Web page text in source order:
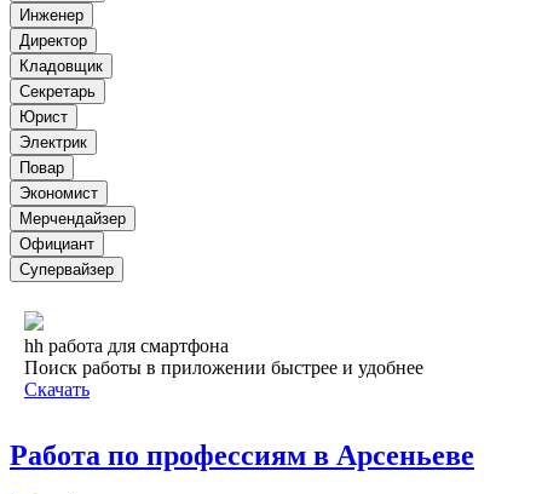
Инженер
Директор
Кладовщик
Секретарь
Юрист
Электрик
Повар
Экономист
Мерчендайзер
Официант
Супервайзер
hh работа для смартфона
Поиск работы в приложении быстрее и удобнее
Скачать
Работа по профессиям в Арсеньеве